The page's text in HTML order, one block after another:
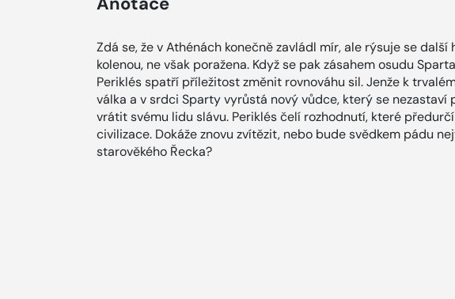
Zdá se, že v Athénách konečně zavládl mír, ale rýsuje se další
kolenou, ne však poražena. Když se pak zásahem osudu
Periklés spatří příležitost změnit rovnováhu sil. Jenže k
válka a v srdci Sparty vyrůstá nový vůdce, který se nezastaví
vrátit svému lidu slávu. Periklés čelí rozhodnutí, které
civilizace. Dokáže znovu zvítězit, nebo bude svědkem pádu
starověkého Řecka?